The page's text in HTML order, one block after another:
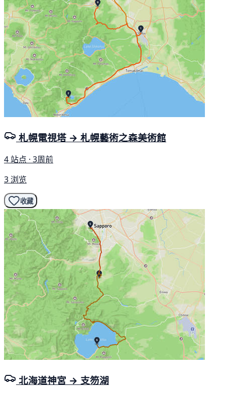
札幌電視塔 → 札幌藝術之森美術館
4 站点 · 3周前
3 浏览
收藏
北海道神宮 → 支笏湖